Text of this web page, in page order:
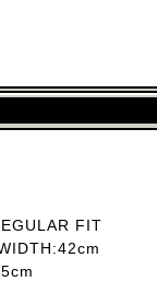
FIT